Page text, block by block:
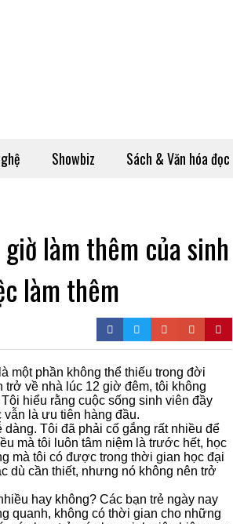
Showbiz Sách & Văn hóa đọc
làm thêm của sinh
làm thêm
một phần không thể thiếu trong đời
về nhà lúc 12 giờ đêm, tôi không
hiểu rằng cuộc sống sinh viên đầy
là ưu tiên hàng đầu.
Tôi đã phải cố gắng rất nhiều để
mà tôi luôn tâm niệm là trước hết, học
mà tôi có được trong thời gian học đại
dù cần thiết, nhưng nó không nên trở
hay không? Các bạn trẻ ngày nay
quanh, không có thời gian cho những